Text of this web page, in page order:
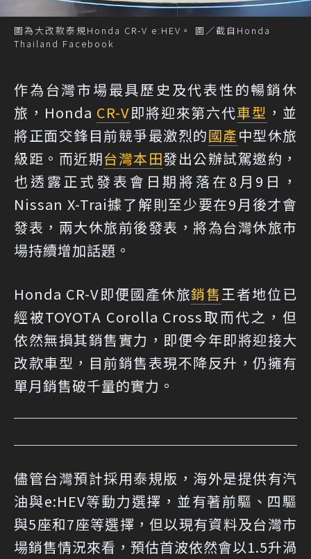
圖為大改款泰規Honda CR-V e:HEV。 圖／截自Honda
Thailand Facebook
作為台灣市場最具歷史及代表性的暢銷休
旅，Honda CR-V即將迎來第六代車型 ，並
將正面交鋒目前競爭最激烈的國產中型休旅
級距。而近期台灣本田發出公辦試駕邀約，
也透露正式發表會日期將落在8月9日，
Nissan X-Trai據了解則至少要在9月後才會
發表，兩大休旅前後發表，將為台灣休旅市
場持續增加話題。
Honda CR-V即便國產休旅銷售王者地位已
經被TOYOTA Corolla Cross取而代之，但
依然無損其銷售實力，即便今年即將迎接大
改款車型，目前銷售表現不降反升，仍擁有
單月銷售破千量的實力。
儘管台灣預計採用泰規版，海外是提供有汽
油與e:HEV等動力選擇，並有著前驅、四驅
與5座和7座等選擇，但以現有資料及台灣市
場銷售情況來看，預估首波依然會以1.5升渦